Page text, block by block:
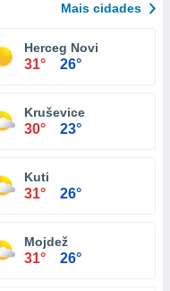
Mais cidades
Herceg Novi
31° 26°
Kruševice
30° 23°
Kuti
31° 26°
Mojdež
31° 26°